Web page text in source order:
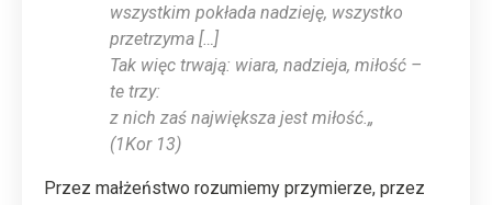
wszystkim pokłada nadzieję, wszystko
przetrzyma […]
Tak więc trwają: wiara, nadzieja, miłość –
te trzy:
z nich zaś największa jest miłość.„
(1Kor 13)
Przez małżeństwo rozumiemy przymierze, przez